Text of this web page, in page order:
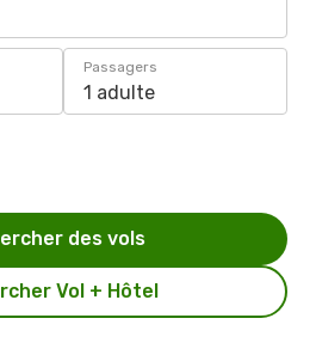
Passagers
1 adulte
Vol + Hôtel
des vols